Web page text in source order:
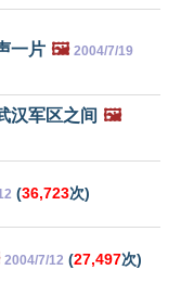
一片 🖼️ 2004/7/19
汉军区之间 🖼️
(36,723次)
2004/7/12 (27,497次)